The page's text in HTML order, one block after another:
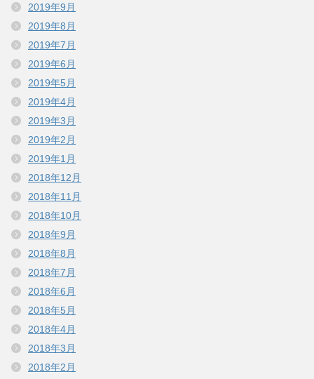
2019年9月
2019年8月
2019年7月
2019年6月
2019年5月
2019年4月
2019年3月
2019年2月
2019年1月
2018年12月
2018年11月
2018年10月
2018年9月
2018年8月
2018年7月
2018年6月
2018年5月
2018年4月
2018年3月
2018年2月